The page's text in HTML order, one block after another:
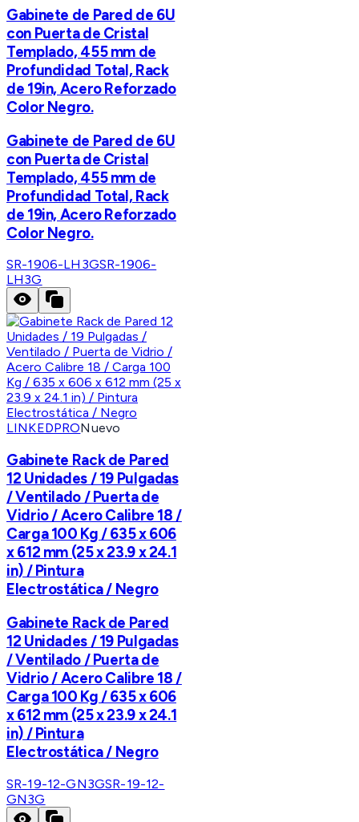
Gabinete de Pared de 6U
con Puerta de Cristal
Templado, 455 mm de
Profundidad Total, Rack
de 19in, Acero Reforzado
Color Negro.
Gabinete de Pared de 6U
con Puerta de Cristal
Templado, 455 mm de
Profundidad Total, Rack
de 19in, Acero Reforzado
Color Negro.
SR-1906-LH3GSR-1906-
LH3G
LINKEDPRONuevo
Gabinete Rack de Pared
12 Unidades / 19 Pulgadas
/ Ventilado / Puerta de
Vidrio / Acero Calibre 18 /
Carga 100 Kg / 635 x 606
x 612 mm (25 x 23.9 x 24.1
in) / Pintura
Electrostática / Negro
Gabinete Rack de Pared
12 Unidades / 19 Pulgadas
/ Ventilado / Puerta de
Vidrio / Acero Calibre 18 /
Carga 100 Kg / 635 x 606
x 612 mm (25 x 23.9 x 24.1
in) / Pintura
Electrostática / Negro
SR-19-12-GN3GSR-19-12-
GN3G